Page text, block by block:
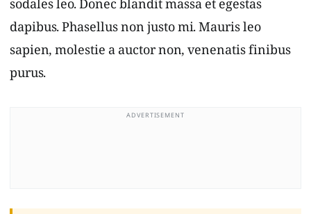
sodales leo. Donec blandit massa et egestas
dapibus. Phasellus non justo mi. Mauris leo
sapien, molestie a auctor non, venenatis finibus
purus.
ADVERTISEMENT